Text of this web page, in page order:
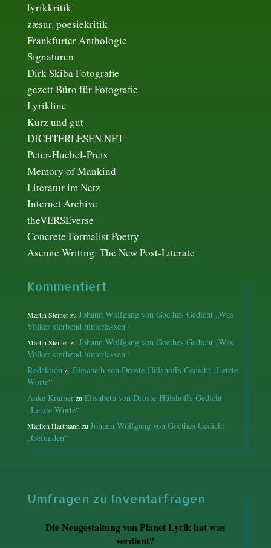
lyrikkritik
zæsur. poesiekritik
Frankfurter Anthologie
Signaturen
Dirk Skiba Fotografie
gezett Büro für Fotografie
Lyrikline
Kurz und gut
DICHTERLESEN.NET
Peter-Huchel-Preis
Memory of Mankind
Literatur im Netz
Internet Archive
theVERSEverse
Concrete Formalist Poetry
Asemic Writing: The New Post-Literate
Kommentiert
Martin SteinerzuJohann Wolfgang von Goethes Gedicht „Was
Völker sterbend hinterlassen“
Martin SteinerzuJohann Wolfgang von Goethes Gedicht „Was
Völker sterbend hinterlassen“
RedaktionzuElisabeth von Droste-Hülshoffs Gedicht „Letzte
Worte“
Anke KramerzuElisabeth von Droste-Hülshoffs Gedicht
„Letzte Worte“
Marilen HartmannzuJohann Wolfgang von Goethes Gedicht
„Gefunden“
Umfragen zu Inventarfragen
Die Neugestaltung von Planet Lyrik hat was
verdient?